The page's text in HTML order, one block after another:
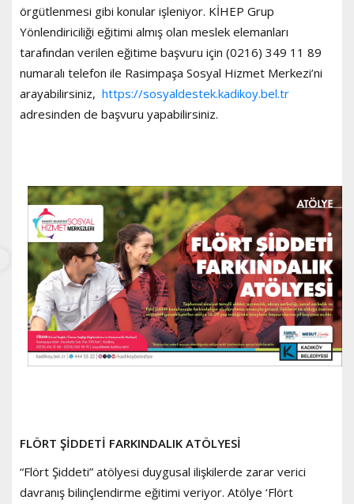
örgütlenmesi gibi konular işleniyor. KİHEP Grup
Yönlendiriciliği eğitimi almış olan meslek elemanları
tarafından verilen eğitime başvuru için (0216) 349 11 89
numaralı telefon ile Rasimpaşa Sosyal Hizmet Merkezi’ni
arayabilirsiniz, https://sosyaldestek.kadikoy.bel.tr
adresinden de başvuru yapabilirsiniz.
FLÖRT ŞİDDETİ FARKINDALIK ATÖLYESİ
“Flört Şiddeti” atölyesi duygusal ilişkilerde zarar verici
davranış bilinçlendirme eğitimi veriyor. Atölye ‘Flört